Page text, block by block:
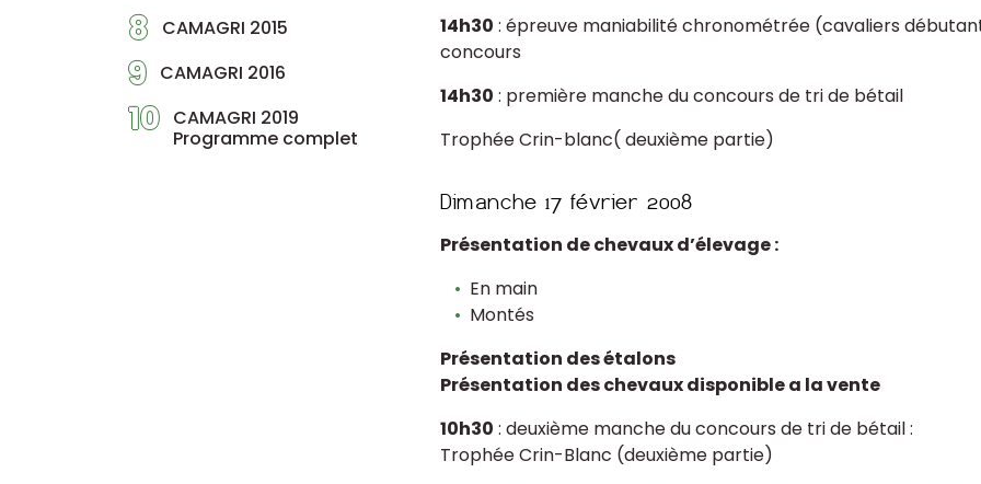
8 CAMAGRI 2015
9 CAMAGRI 2016
10 CAMAGRI 2019
Programme complet
14h30 : épreuve maniabilité chronométrée (cavaliers
concours
14h30 : première manche du concours de tri de bétail
Trophée Crin-blanc( deuxième partie)
Présentation de chevaux d’élevage :
En main
Montés
Présentation des étalons
Présentation des chevaux disponible a la vente
10h30 : deuxième manche du concours de tri de bétail :
Trophée Crin-Blanc (deuxième partie)